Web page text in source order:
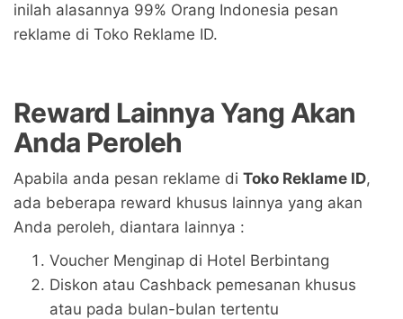
inilah alasannya 99% Orang Indonesia pesan
reklame di Toko Reklame ID.
Reward Lainnya Yang Akan
Anda Peroleh
Apabila anda pesan reklame di Toko Reklame ID,
ada beberapa reward khusus lainnya yang akan
Anda peroleh, diantara lainnya :
Voucher Menginap di Hotel Berbintang
Diskon atau Cashback pemesanan khusus
atau pada bulan-bulan tertentu